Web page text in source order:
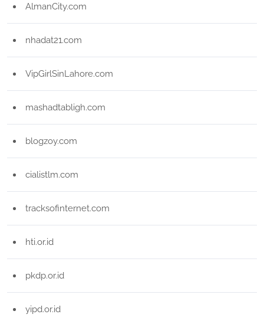
AlmanCity.com
nhadat21.com
VipGirlSinLahore.com
mashadtabligh.com
blogzoy.com
cialistlm.com
tracksofinternet.com
hti.or.id
pkdp.or.id
yipd.or.id